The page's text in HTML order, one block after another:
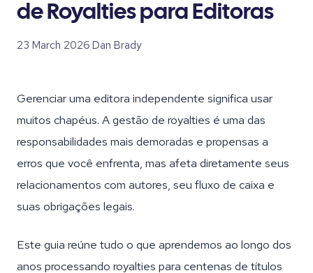
de Royalties para Editoras
23 March 2026·Dan Brady
Gerenciar uma editora independente significa usar
muitos chapéus. A gestão de royalties é uma das
responsabilidades mais demoradas e propensas a
erros que você enfrenta, mas afeta diretamente seus
relacionamentos com autores, seu fluxo de caixa e
suas obrigações legais.
Este guia reúne tudo o que aprendemos ao longo dos
anos processando royalties para centenas de títulos